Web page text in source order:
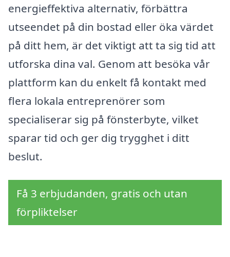
energieffektiva alternativ, förbättra
utseendet på din bostad eller öka värdet
på ditt hem, är det viktigt att ta sig tid att
utforska dina val. Genom att besöka vår
plattform kan du enkelt få kontakt med
flera lokala entreprenörer som
specialiserar sig på fönsterbyte, vilket
sparar tid och ger dig trygghet i ditt
beslut.
Få 3 erbjudanden, gratis och utan
förpliktelser